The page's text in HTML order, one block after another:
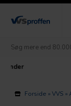
Forside »VVS »